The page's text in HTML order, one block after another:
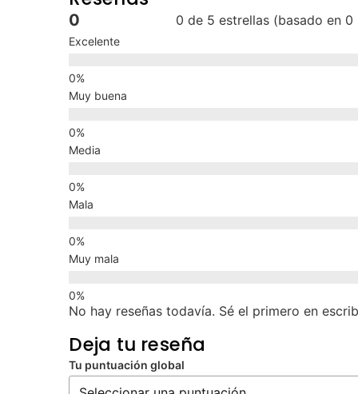
0 0 de 5 estrellas (basado en 0
Excelente
Muy buena
Media
Mala
Muy mala
No hay reseñas todavía. Sé el primero en
Deja tu reseña
Tu puntuación global